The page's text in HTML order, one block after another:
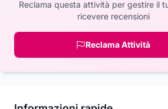
Reclama questa attività per gestire il
ricevere recensioni
Reclama Attività